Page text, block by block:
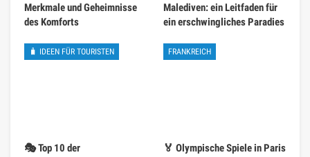
Merkmale und Geheimnisse
des Komforts
Malediven: ein Leitfaden für
ein erschwingliches Paradies
🧳 IDEEN FÜR TOURISTEN
🎭 Top 10 der
FRANKREICH
🏅 Olympische Spiele in Paris